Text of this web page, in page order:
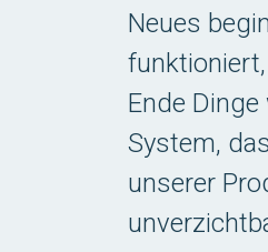
Neues
Ende
System,
unserer